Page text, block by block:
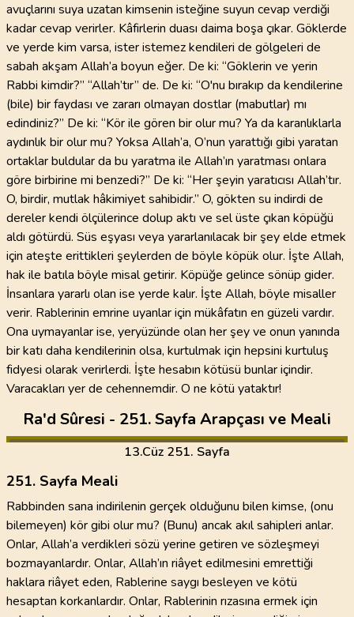
avuçlarını suya uzatan kimsenin isteğine suyun cevap verdiği
kadar cevap verirler. Kâfirlerin duası daima boşa çıkar. Göklerde
ve yerde kim varsa, ister istemez kendileri de gölgeleri de
sabah akşam Allah’a boyun eğer. De ki: “Göklerin ve yerin
Rabbi kimdir?” “Allah’tır” de. De ki: “O'nu bırakıp da kendilerine
(bile) bir faydası ve zararı olmayan dostlar (mabutlar) mı
edindiniz?” De ki: “Kör ile gören bir olur mu? Ya da karanlıklarla
aydınlık bir olur mu? Yoksa Allah’a, O’nun yarattığı gibi yaratan
ortaklar buldular da bu yaratma ile Allah’ın yaratması onlara
göre birbirine mi benzedi?” De ki: “Her şeyin yaratıcısı Allah’tır.
O, birdir, mutlak hâkimiyet sahibidir.” O, gökten su indirdi de
dereler kendi ölçülerince dolup aktı ve sel üste çıkan köpüğü
aldı götürdü. Süs eşyası veya yararlanılacak bir şey elde etmek
için ateşte erittikleri şeylerden de böyle köpük olur. İşte Allah,
hak ile batıla böyle misal getirir. Köpüğe gelince sönüp gider.
İnsanlara yararlı olan ise yerde kalır. İşte Allah, böyle misaller
verir. Rablerinin emrine uyanlar için mükâfatın en güzeli vardır.
Ona uymayanlar ise, yeryüzünde olan her şey ve onun yanında
bir katı daha kendilerinin olsa, kurtulmak için hepsini kurtuluş
fidyesi olarak verirlerdi. İşte hesabın kötüsü bunlar içindir.
Varacakları yer de cehennemdir. O ne kötü yataktır!
Ra'd Sûresi - 251. Sayfa Arapçası ve Meali
13.Cüz 251. Sayfa
251. Sayfa Meali
Rabbinden sana indirilenin gerçek olduğunu bilen kimse, (onu
bilemeyen) kör gibi olur mu? (Bunu) ancak akıl sahipleri anlar.
Onlar, Allah’a verdikleri sözü yerine getiren ve sözleşmeyi
bozmayanlardır. Onlar, Allah’ın riâyet edilmesini emrettiği
haklara riâyet eden, Rablerine saygı besleyen ve kötü
hesaptan korkanlardır. Onlar, Rablerinin rızasına ermek için